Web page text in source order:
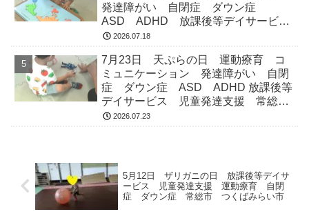
発達障がい 自閉症 ダウン症
ASD ADHD 放課後等デイサービ
ス 児童発達支援 常総市 つくばみ
2026.07.18
7月23日 天ぷらの日 運動療育 コ
ミュニケーション 発達障がい 自閉
症 ダウン症 ASD ADHD 放課後等
デイサービス 児童発達支援 常総
市 つくばみらい市 坂東市 守谷市
2026.07.23
5月12日 ザリガニの日 放課後等デイサ
ービス 児童発達支援 運動療育 自閉
症 ダウン症 常総市 つくばみらい市